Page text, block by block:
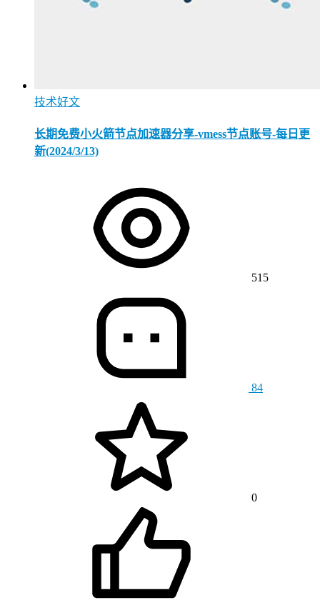
技术好文
长期免费小火箭节点加速器分享-vmess节点账号-每日更
新(2024/3/13)
515
84
0